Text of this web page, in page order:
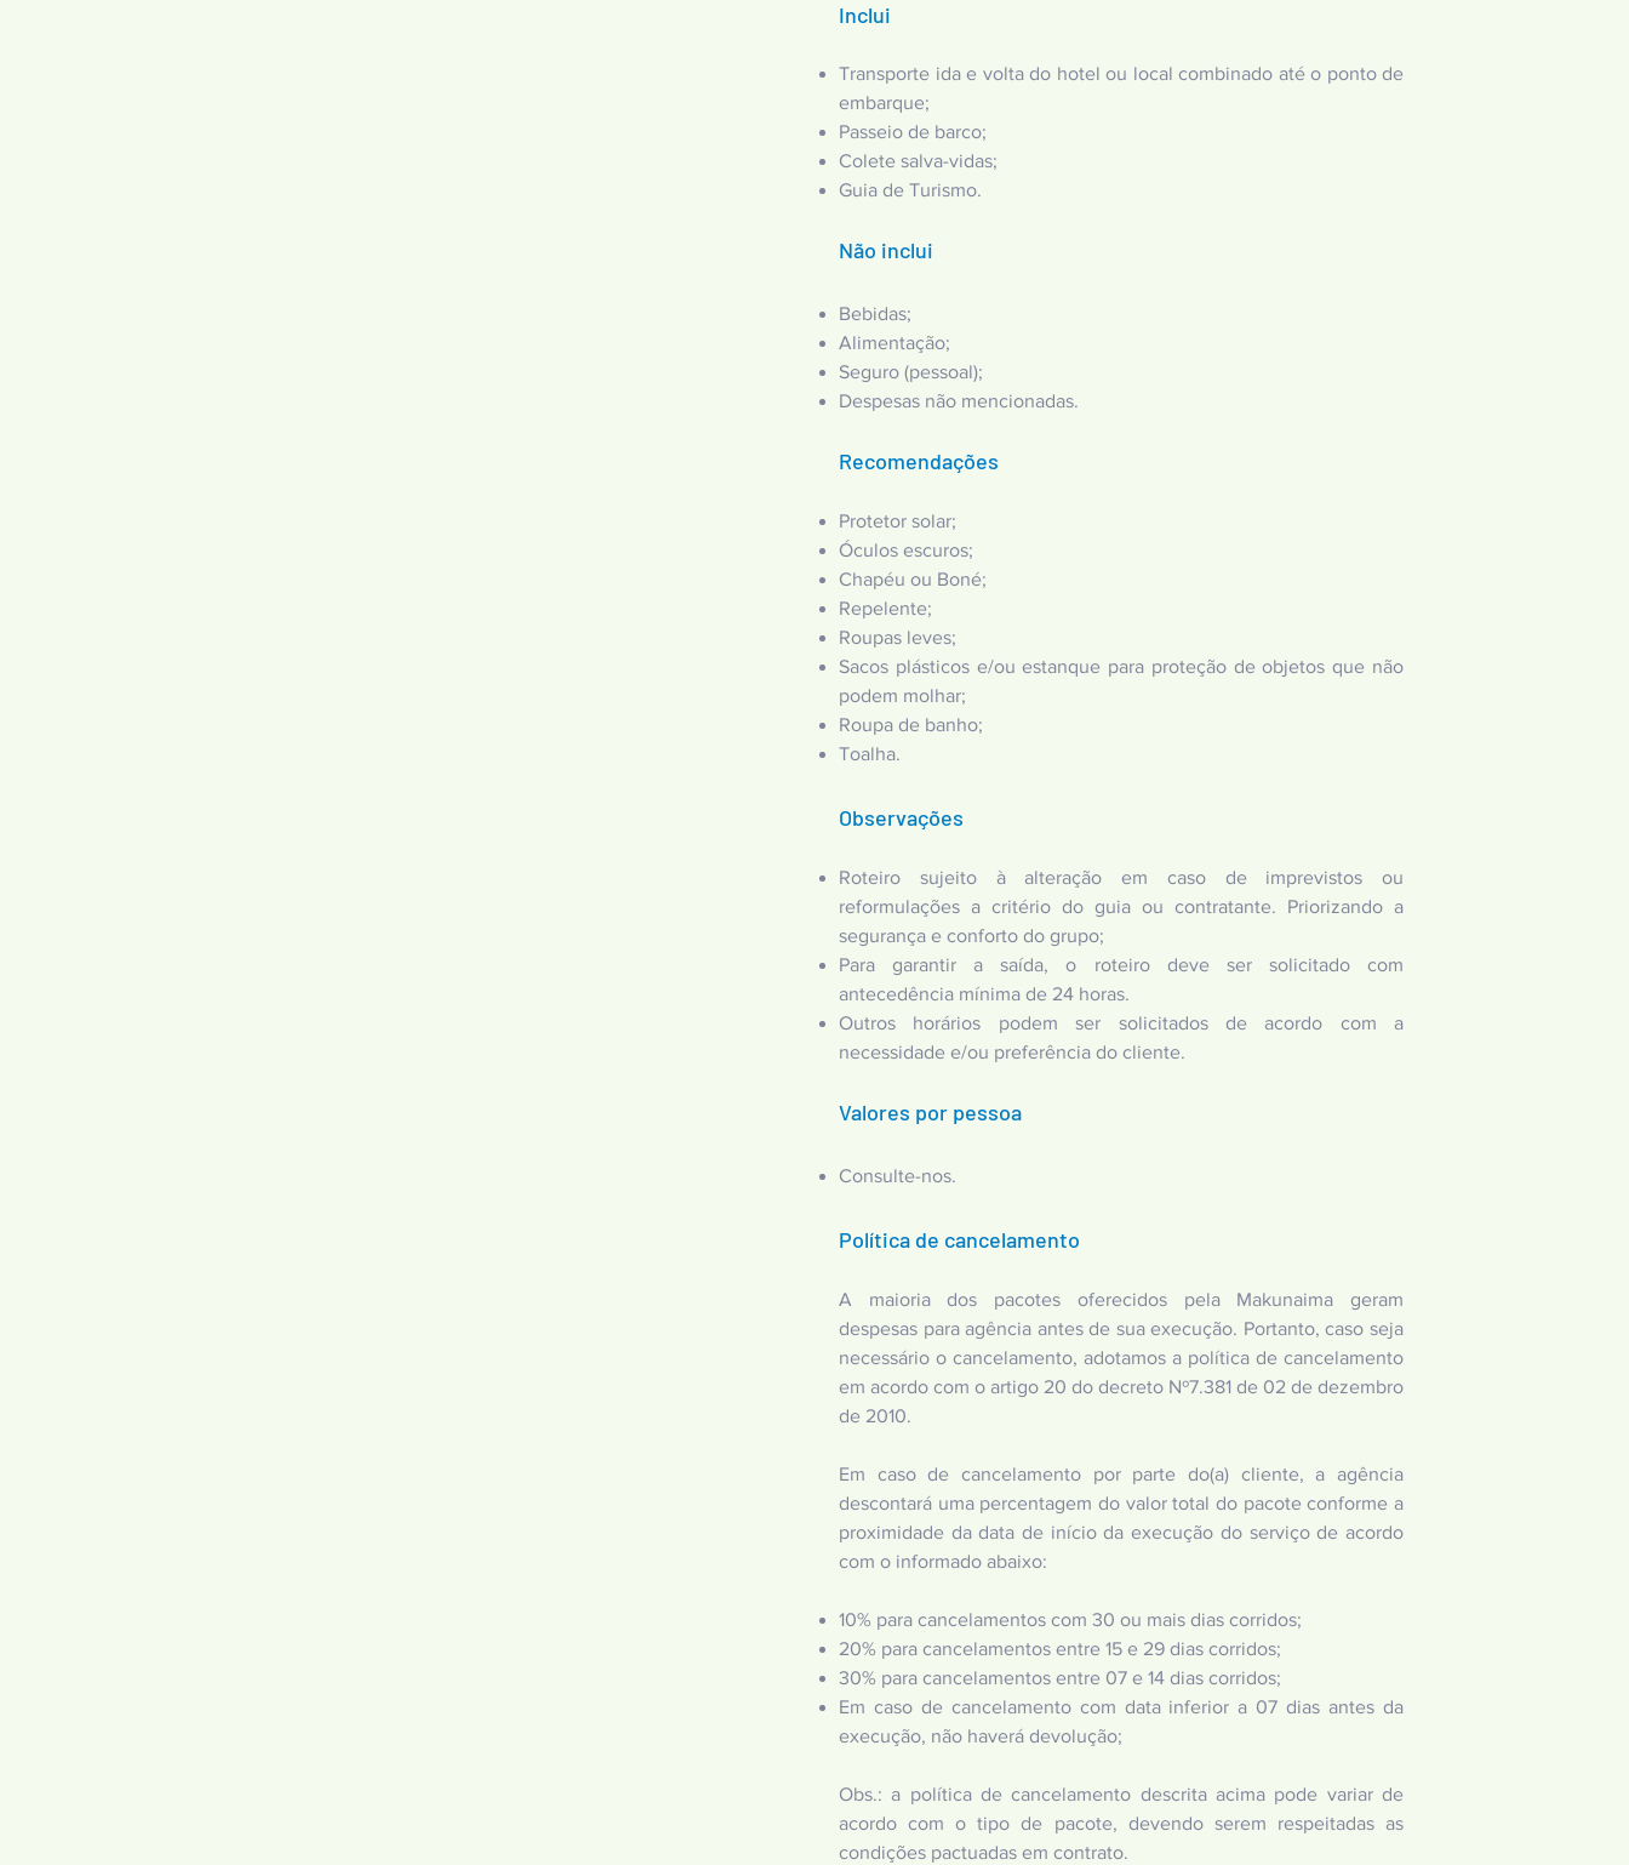
Inclui
Transporte ida e volta do hotel ou local combinado até o ponto de
embarque;
Passeio de barco;
Colete salva-vidas;
Guia de Turismo.
Não inclui
Bebidas;
Alimentação;
Seguro (pessoal);
Despesas não mencionadas.
Recomendações
Protetor solar;
Óculos escuros;
Chapéu ou Boné;
Repelente;
Roupas leves;
Sacos plásticos e/ou estanque para proteção de objetos que não
podem molhar;
Roupa de banho;
Toalha.
Observações
Roteiro sujeito à alteração em caso de imprevistos ou
reformulações a critério do guia ou contratante. Priorizando a
segurança e conforto do grupo;
Para garantir a saída, o roteiro deve ser solicitado com
antecedência mínima de 24 horas.
Outros horários podem ser solicitados de acordo com a
necessidade e/ou preferência do cliente.
Valores por pessoa
Consulte-nos.
Política de cancelamento
A maioria dos pacotes oferecidos pela Makunaima geram
despesas para agência antes de sua execução. Portanto, caso seja
necessário o cancelamento, adotamos a política de cancelamento
em acordo com o artigo 20 do decreto Nº7.381 de 02 de dezembro
de 2010.
Em caso de cancelamento por parte do(a) cliente, a agência
descontará uma percentagem do valor total do pacote conforme a
proximidade da data de início da execução do serviço de acordo
com o informado abaixo:
10% para cancelamentos com 30 ou mais dias corridos;
20% para cancelamentos entre 15 e 29 dias corridos;
30% para cancelamentos entre 07 e 14 dias corridos;
Em caso de cancelamento com data inferior a 07 dias antes da
execução, não haverá devolução;
Obs.: a política de cancelamento descrita acima pode variar de
acordo com o tipo de pacote, devendo serem respeitadas as
condições pactuadas em contrato.